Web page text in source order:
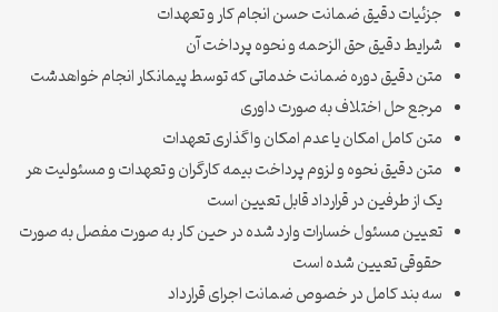
جزئیات دقیق ضمانت حسن انجام کار و تعهدات
شرایط دقیق حق الزحمه و نحوه پرداخت آن
متن دقیق دوره ضمانت خدماتی که توسط پیمانکار انجام خواهدشت
مرجع حل اختلاف به صورت داوری
متن کامل امکان یا عدم امکان واگذاری تعهدات
متن دقیق نحوه و لزوم پرداخت بیمه کارگران و تعهدات و مسئولیت هر
یک از طرفین در قرارداد قابل تعیین است
تعیین مسئول خسارات وارد شده در حین کار به صورت مفصل به صورت
حقوقی تعیین شده است
سه بند کامل در خصوص ضمانت اجرای قرارداد